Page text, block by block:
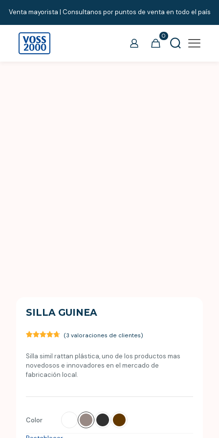
Venta mayorista | Consultanos por puntos de venta en todo el país
0
SILLA GUINEA
de 5 en
base a
valoraciones
de
(3 valoraciones de clientes)
Silla simil rattan plástica, uno de los productos mas
novedosos e innovadores en el mercado de
fabricación local.
Color